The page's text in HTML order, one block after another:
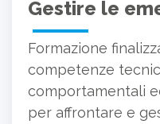
Gestire le
Formazione
competenze
comportamentali
per affrontare e